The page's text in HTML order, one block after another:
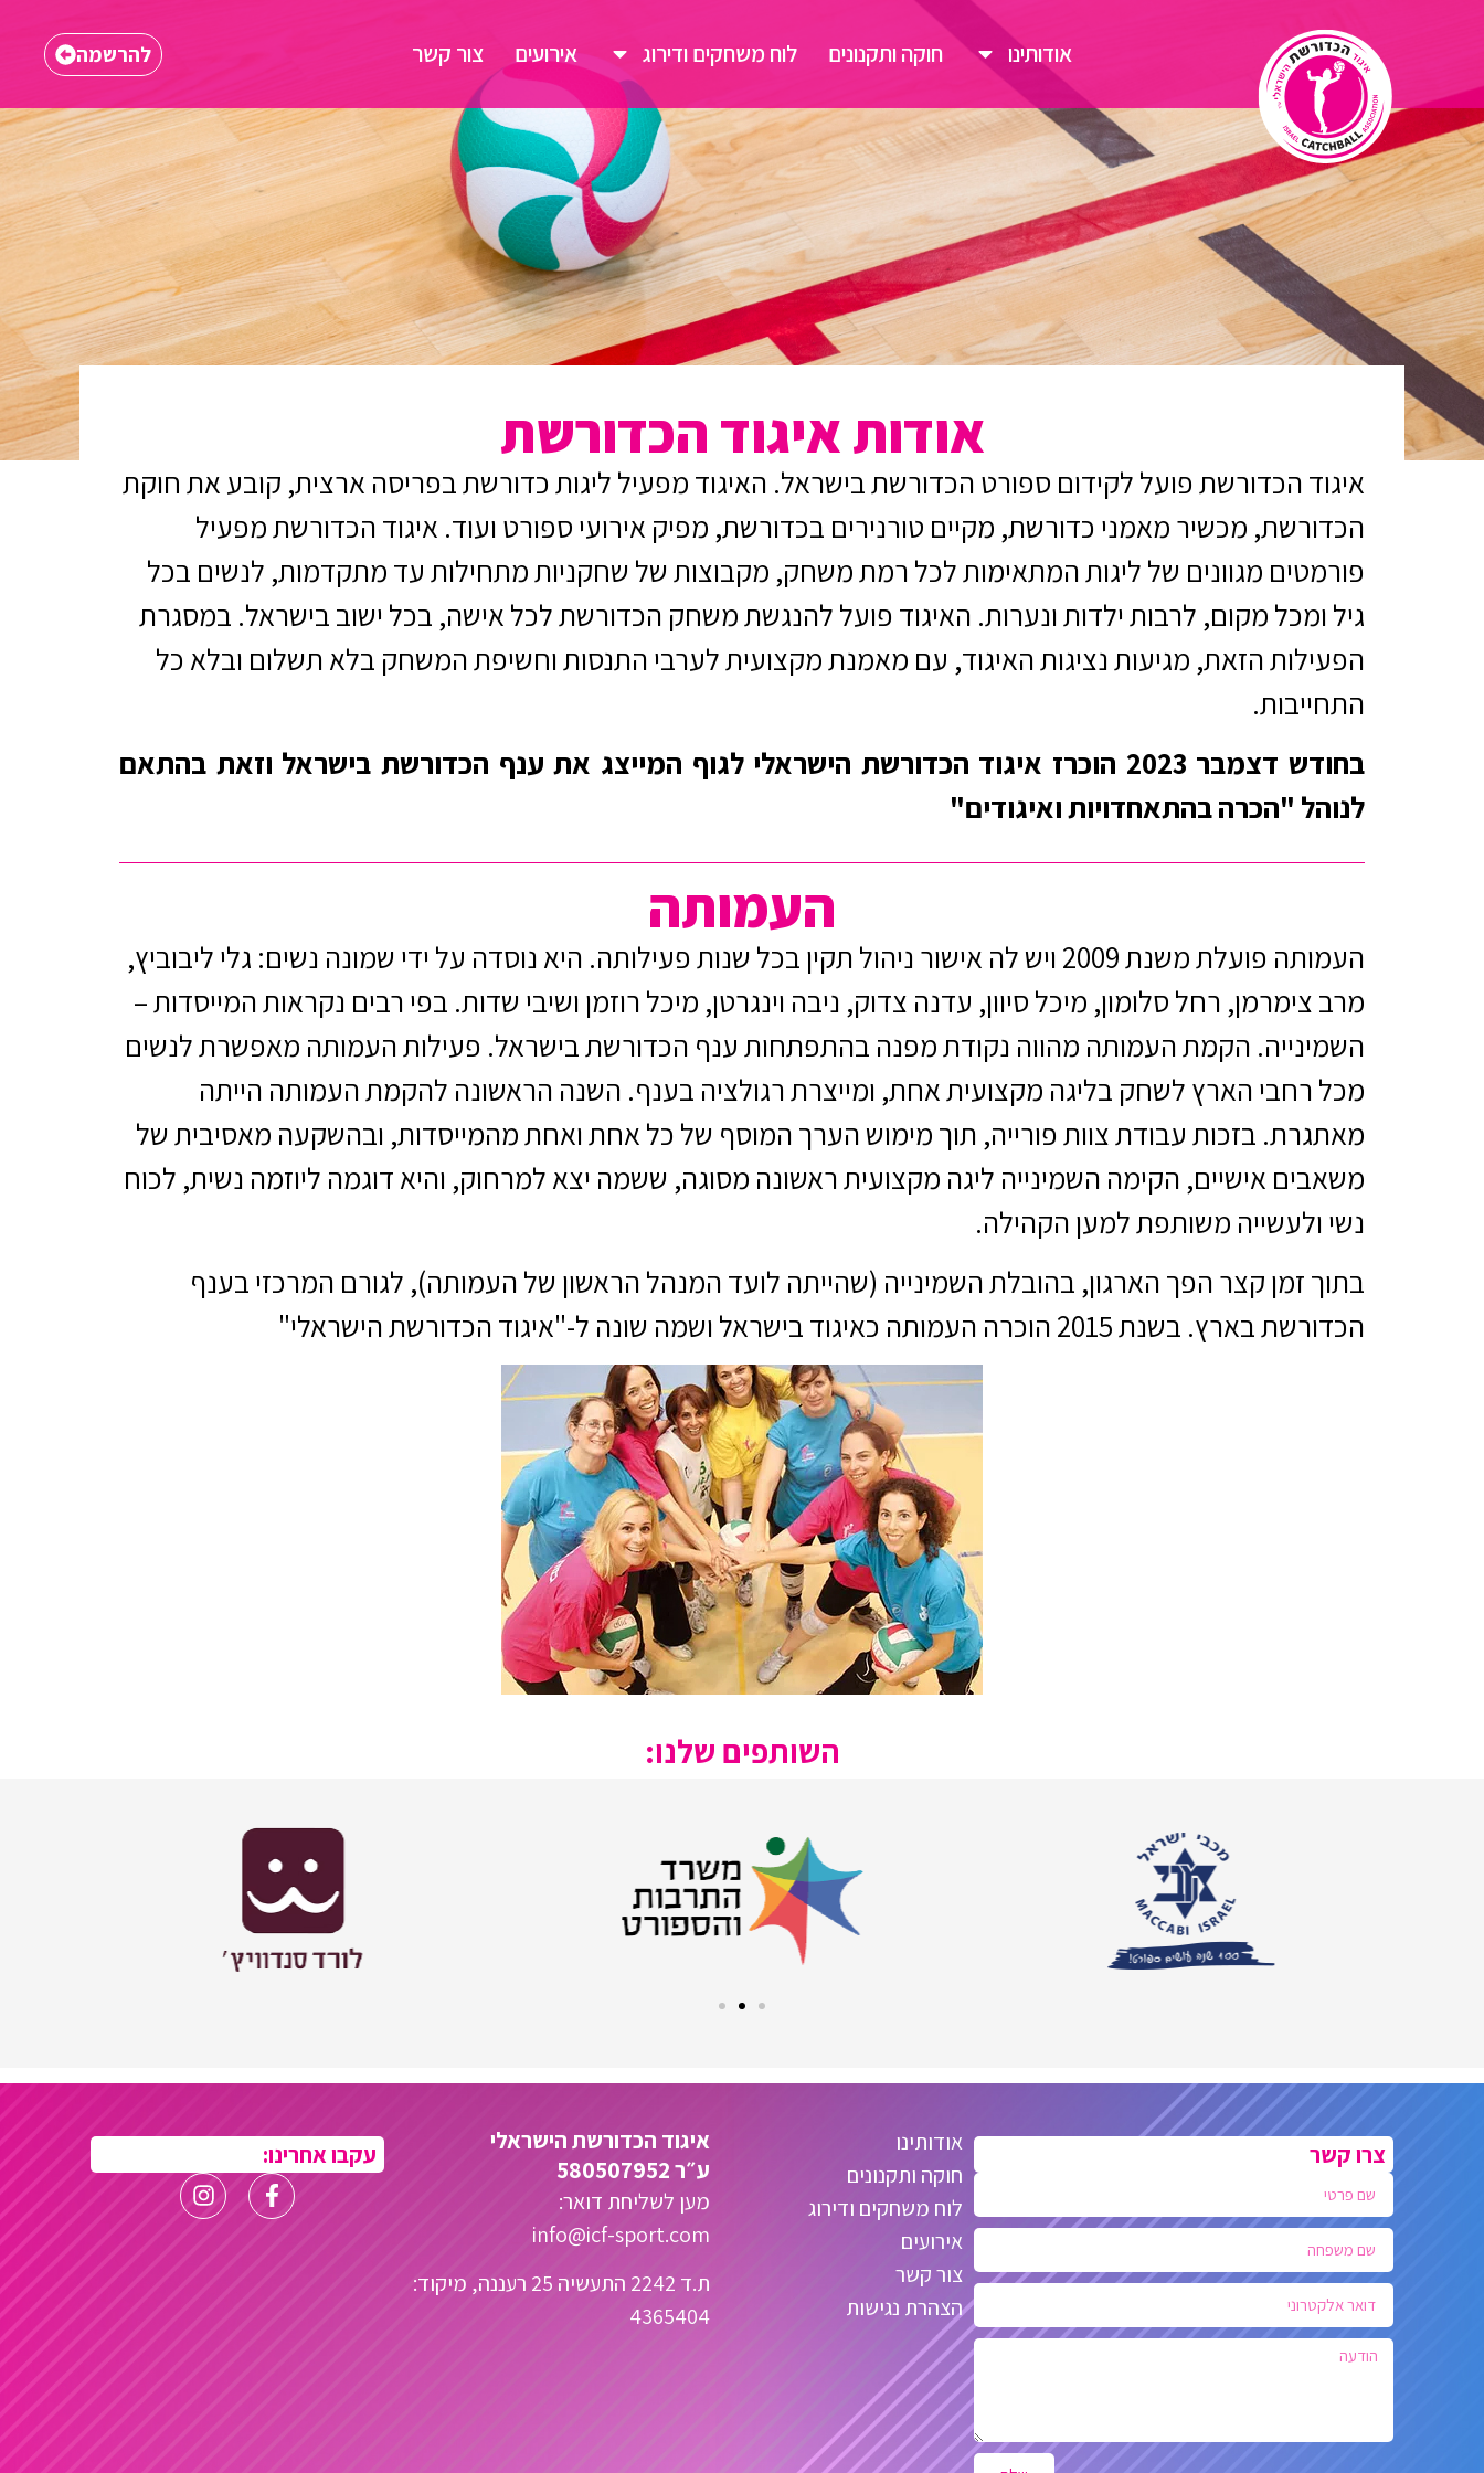
להרשמה אודותינו חוקה ותקנונים לוח משחקים ודירוג אירועים צור קשר
אודות איגוד הכדורשת
איגוד הכדורשת פועל לקידום ספורט הכדורשת בישראל. האיגוד מפעיל ליגות כדורשת בפריסה ארצית, קובע את חוקת
הכדורשת, מכשיר מאמני כדורשת, מקיים טורנירים בכדורשת, מפיק אירועי ספורט ועוד. איגוד הכדורשת מפעיל
פורמטים מגוונים של ליגות המתאימות לכל רמת משחק, מקבוצות של שחקניות מתחילות עד מתקדמות, לנשים בכל
גיל ומכל מקום, לרבות ילדות ונערות. האיגוד פועל להנגשת משחק הכדורשת לכל אישה, בכל ישוב בישראל. במסגרת
הפעילות הזאת, מגיעות נציגות האיגוד, עם מאמנת מקצועית לערבי התנסות וחשיפת המשחק בלא תשלום ובלא כל
התחייבות.
בחודש דצמבר 2023 הוכרז איגוד הכדורשת הישראלי לגוף המייצג את ענף הכדורשת בישראל וזאת בהתאם
לנוהל "הכרה בהתאחדויות ואיגודים"
העמותה
העמותה פועלת משנת 2009 ויש לה אישור ניהול תקין בכל שנות פעילותה. היא נוסדה על ידי שמונה נשים: גלי ליבוביץ,
מרב צימרמן, רחל סלומון, מיכל סיוון, עדנה צדוק, ניבה וינגרטן, מיכל רוזמן ושיבי שדות. בפי רבים נקראות המייסדות –
השמינייה. הקמת העמותה מהווה נקודת מפנה בהתפתחות ענף הכדורשת בישראל. פעילות העמותה מאפשרת לנשים
מכל רחבי הארץ לשחק בליגה מקצועית אחת, ומייצרת רגולציה בענף. השנה הראשונה להקמת העמותה הייתה
מאתגרת. בזכות עבודת צוות פורייה, תוך מימוש הערך המוסף של כל אחת ואחת מהמייסדות, ובהשקעה מאסיבית של
משאבים אישיים, הקימה השמינייה ליגה מקצועית ראשונה מסוגה, ששמה יצא למרחוק, והיא דוגמה ליוזמה נשית, לכוח
נשי ולעשייה משותפת למען הקהילה.
בתוך זמן קצר הפך הארגון, בהובלת השמינייה (שהייתה לועד המנהל הראשון של העמותה), לגורם המרכזי בענף
הכדורשת בארץ. בשנת 2015 הוכרה העמותה כאיגוד בישראל ושמה שונה ל-"איגוד הכדורשת הישראלי"
השותפים שלנו:
צרו קשר
אודותינו
חוקה ותקנונים
לוח משחקים ודירוג
אירועים
צור קשר
הצהרת נגישות
איגוד הכדורשת הישראלי
ע״ר 580507952
מען לשליחת דואר:
info@icf-sport.com
ת.ד 2242 התעשיה 25 רעננה, מיקוד:
4365404
עקבו אחרינו: